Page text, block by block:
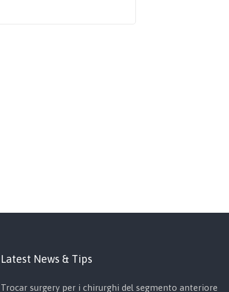
Latest News & Tips
Trocar surgery per i chirurghi del segmento anteriore